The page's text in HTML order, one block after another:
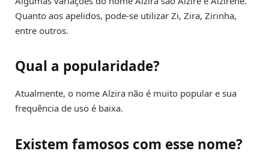
Quanto aos apelidos, pode-se utilizar Zi, Zira, Zirinha,
entre outros.
Qual a popularidade?
Atualmente, o nome Alzira não é muito popular e sua
frequência de uso é baixa.
Existem famosos com esse nome?